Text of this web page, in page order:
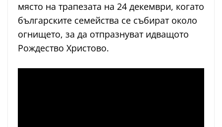
място на трапезата на 24 декември, когато
българските семейства се събират около
огнището, за да отпразнуват идващото
Рождество Христово.